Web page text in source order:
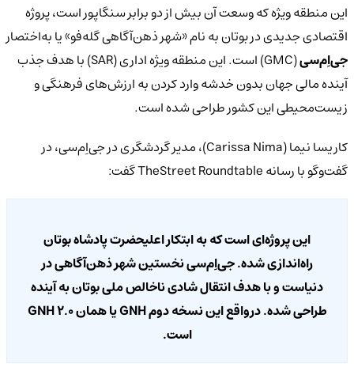
این منطقه ویژه که وسعت آن بیش از دو برابر سنگاپور است، پروژه
اقتصادی جدیدی در بوتان به نام «شهر ذهن‌آگاهی گله‌فو» یا به‌اختصار
جی‌اِم‌سی
(GMC) است. این منطقه ویژه اداری (SAR) با هدف جذب
آینده مالی جهان بدون خدشه وارد کردن به ارزش‌های فرهنگی و
زیست‌محیطی این کشور طراحی شده است.
کاریسا نیما (Carissa Nima)، مدیر گردشگری در جی‌اِم‌سی، در
گفت‌وگو با رسانه TheStreet Roundtable گفت:
این پروژه‌ای است که به ابتکار اعلیحضرت پادشاه بوتان
راه‌اندازی شده. جی‌اِم‌سی نخستین شهر ذهن‌آگاهی در
دنیاست و با هدف انتقال شادی ناخالص ملی بوتان به آینده
طراحی شده. درواقع این نسخه دوم GNH یا همان GNH 2.0
است.